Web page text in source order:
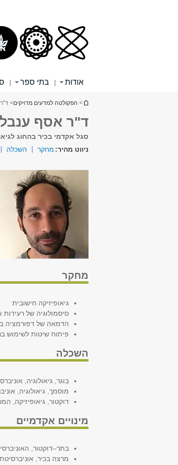
אודות | בתי ספר |
הינך נמצא כאן
> הפקולטה למדעים מדויקים>
ד"ר אסף ענבל
סגל אקדמי בכיר בהחוג
ניווט מהיר: מחקר השכלה
מחקר
גיאופיזיקה חישובית
סיסמולוגיה של
הדמאה של דפורמציה
פיתוח שיטות לשימוש
השכלה
בוגר, גיאולוגיה,
מוסמך, גיאולוגיה,
דוקטור, גיאופיזיקה,
מינויים אקדמיים
בתר–דוקטור, האוניברסיטה
מרצה בכיר, אוניברסיטת תל